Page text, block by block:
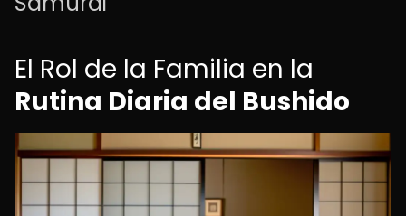
El Rol de la Familia en la
Rutina Diaria del Bushido